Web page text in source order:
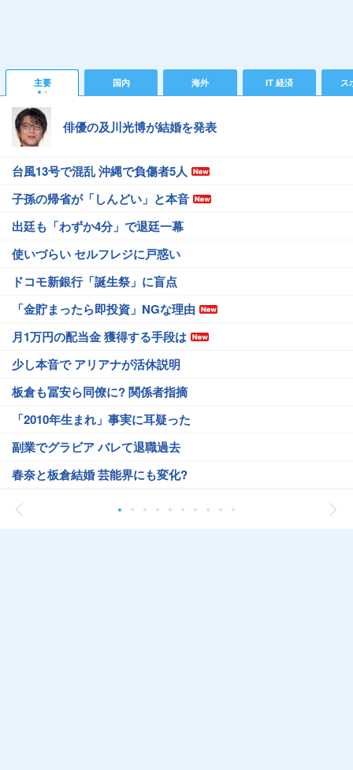
主要 国内 海外 IT 経済 ス
俳優の及川光博が結婚を発表
台風13号で混乱 沖縄で負傷者5人
子孫の帰省が「しんどい」と本音
出廷も「わずか4分」で退廷一幕
使いづらい セルフレジに戸惑い
ドコモ新銀行「誕生祭」に盲点
「金貯まったら即投資」NGな理由
月1万円の配当金 獲得する手段は
少し本音で アリアナが活休説明
板倉も冨安ら同僚に? 関係者指摘
「2010年生まれ」事実に耳疑った
副業でグラビア バレて退職過去
春奈と板倉結婚 芸能界にも変化?